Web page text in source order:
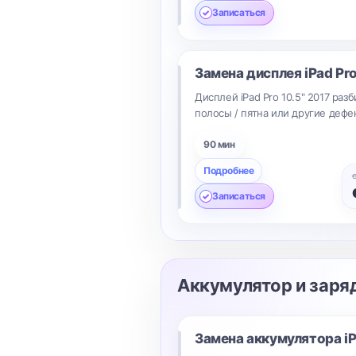
Записаться
Замена дисплея iPad
Дисплей iPad Pro 10.5" 2017
полосы / пятна или другие
90 мин
Подробнее
Записаться
Аккумулятор и
Замена аккумулятора